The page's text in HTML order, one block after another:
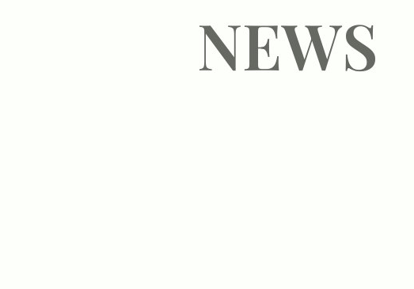
NEWS